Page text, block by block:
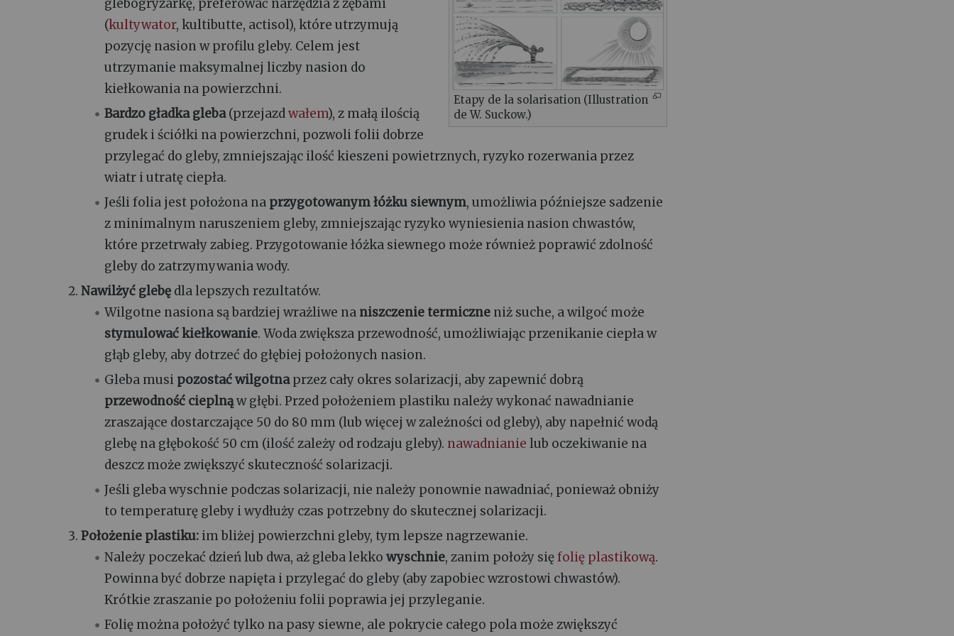
Etapy de la solarisation (Illustration
de W. Suckow.)
glebogryzarkę, preferować narzędzia z zębami
(kultywator, kultibutte, actisol), które utrzymują
pozycję nasion w profilu gleby. Celem jest
utrzymanie maksymalnej liczby nasion do
kiełkowania na powierzchni.
Bardzo gładka gleba(przejazdwałem), z małą ilością
grudek i ściółki na powierzchni, pozwoli folii dobrze
przylegać do gleby, zmniejszając ilość kieszeni powietrznych, ryzyko rozerwania przez
wiatr i utratę ciepła.
Jeśli folia jest położona na przygotowanym łóżku siewnym, umożliwia późniejsze sadzenie
z minimalnym naruszeniem gleby, zmniejszając ryzyko wyniesienia nasion chwastów,
które przetrwały zabieg. Przygotowanie łóżka siewnego może również poprawić zdolność
gleby do zatrzymywania wody.
Nawilżyć glebę dla lepszych rezultatów.
Wilgotne nasiona są bardziej wrażliwe na niszczenie termiczne niż suche, a wilgoć może
stymulować kiełkowanie. Woda zwiększa przewodność, umożliwiając przenikanie ciepła w
głąb gleby, aby dotrzeć do głębiej położonych nasion.
Gleba musi pozostać wilgotnaprzez cały okres solarizacji, aby zapewnić dobrą
przewodność cieplnąw głębi. Przed położeniem plastiku należy wykonać nawadnianie
zraszające dostarczające 50 do 80 mm (lub więcej w zależności od gleby), aby napełnić wodą
glebę na głębokość 50 cm (ilość zależy od rodzaju gleby). nawadnianie lub oczekiwanie na
deszcz może zwiększyć skuteczność solarizacji.
Jeśli gleba wyschnie podczas solarizacji, nie należy ponownie nawadniać, ponieważ obniży
to temperaturę gleby i wydłuży czas potrzebny do skutecznej solarizacji.
Położenie plastiku: im bliżej powierzchni gleby, tym lepsze nagrzewanie.
Należy poczekać dzień lub dwa, aż gleba lekkowyschnie, zanim położy sięfolię plastikową.
Powinna być dobrze napięta i przylegać do gleby (aby zapobiec wzrostowi chwastów).
Krótkie zraszanie po położeniu folii poprawia jej przyleganie.
Folię można położyć tylko na pasy siewne, ale pokrycie całego pola może zwiększyć